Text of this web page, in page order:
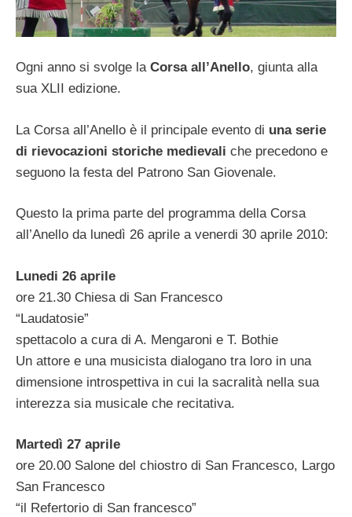
Ogni anno si svolge la Corsa all’Anello, giunta alla
sua XLII edizione.
La Corsa all’Anello è il principale evento di una serie
di rievocazioni storiche medievali che precedono e
seguono la festa del Patrono San Giovenale.
Questo la prima parte del programma della Corsa
all’Anello da lunedì 26 aprile a venerdi 30 aprile 2010:
Lunedi 26 aprile
ore 21.30 Chiesa di San Francesco
“Laudatosie”
spettacolo a cura di A. Mengaroni e T. Bothie
Un attore e una musicista dialogano tra loro in una
dimensione introspettiva in cui la sacralità nella sua
interezza sia musicale che recitativa.
Martedì 27 aprile
ore 20.00 Salone del chiostro di San Francesco, Largo
San Francesco
“il Refertorio di San francesco”